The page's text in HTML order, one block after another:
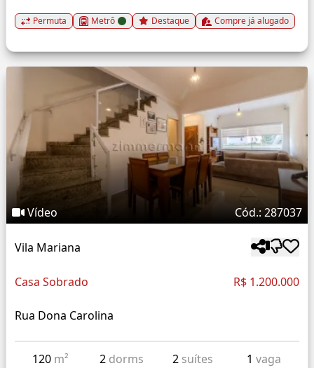
Permuta Metrô Destaque Compre já alugado
Vídeo Cód.: 287037
Vila Mariana
Casa Sobrado R$ 1.200.000
Rua Dona Carolina
120 m² 2 dorms 2 suítes 1 vaga